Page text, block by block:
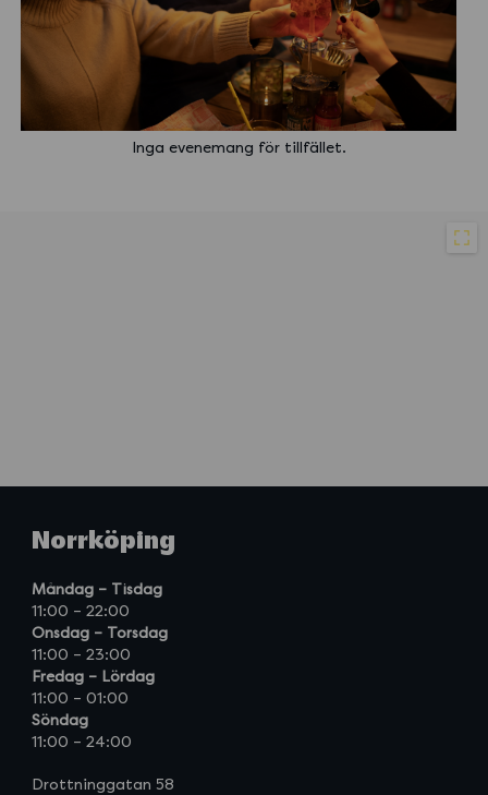
Inga evenemang för tillfället.
Norrköping
Måndag – Tisdag
11:00 – 22:00
Onsdag – Torsdag
11:00 – 23:00
Fredag – Lördag
11:00 – 01:00
Söndag
11:00 – 24:00
Drottninggatan 58